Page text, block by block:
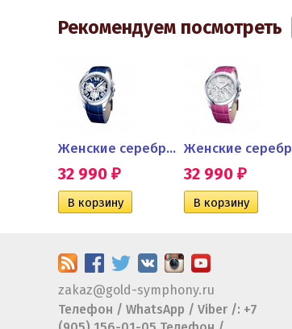
Рекомендуем посмотреть
Женские серебряные часы
32 990 ₽ 32 990 ₽
zakaz@gold-symphony.ru
Телефон / WhatsApp / Viber /: +7